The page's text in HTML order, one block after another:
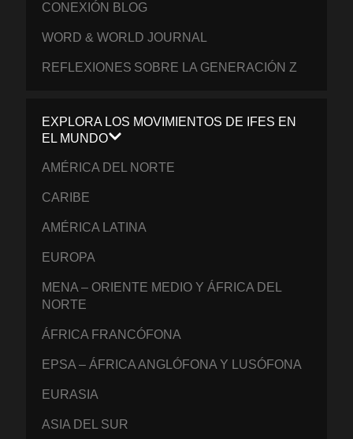
CONEXIÓN BLOG
WORD & WORLD JOURNAL
REFLEXIONES SOBRE LA GENERACIÓN Z
EXPLORA LOS MOVIMIENTOS DE IFES EN
EL MUNDO
AMÉRICA DEL NORTE
CARIBE
AMÉRICA LATINA
EUROPA
MENA – ORIENTE MEDIO Y ÁFRICA DEL
NORTE
ÁFRICA FRANCÓFONA
EPSA – ÁFRICA ANGLÓFONA Y LUSÓFONA
EURASIA
ASIA DEL SUR